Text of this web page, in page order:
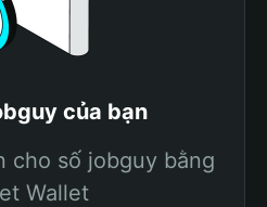
của bạn
cho số jobguy bằng
Wallet